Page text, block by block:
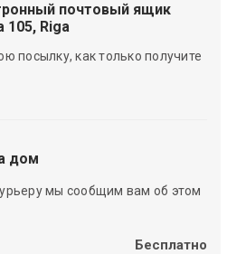
почтовый ящик
105, Riga
посылку, как только получите
дом
мы сообщим вам об этом
Бесплатно